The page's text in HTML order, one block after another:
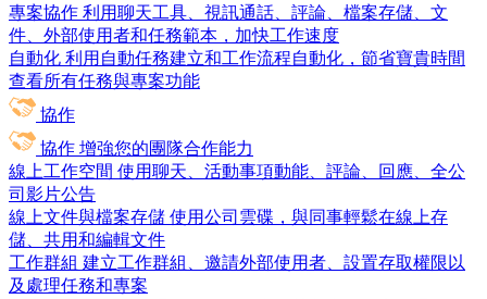
專案協作 利用聊天工具、視訊通話、評論、檔案存儲、文
件、外部使用者和任務範本，加快工作速度
自動化 利用自動任務建立和工作流程自動化，節省寶貴時間
查看所有任務與專案功能
協作
協作 增強您的團隊合作能力
線上工作空間 使用聊天、活動事項動能、評論、回應、全公
司影片公告
線上文件與檔案存儲 使用公司雲碟，與同事輕鬆在線上存
儲、共用和編輯文件
工作群組 建立工作群組、邀請外部使用者、設置存取權限以
及處理任務和專案